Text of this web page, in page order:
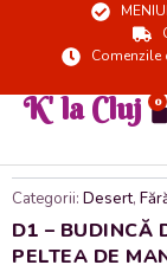
Comenzile
K' la Cluj 0
Categorii: Desert,
D1 – BUDINCĂ
PELTEA DE